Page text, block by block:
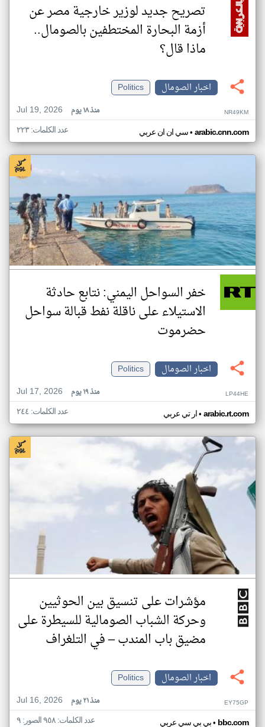
تصريح جديد لوزير خارجية مصر عن
أزمة البحارة المختطفين بالصومال..
ماذا قال؟
اخبار الصومال
Politics
Jul 19, 2026
منذ ١٨ يوم NR49KM
سي ان ان عربي• arabic.cnn.com عدد الكلمات: ٢٢٣
خفر السواحل اليمني: نتابع حادثة
الاستيلاء على ناقلة نفط قبالة سواحل
حضرموت
اخبار الصومال
Politics
Jul 17, 2026
منذ ١٩ يوم LP44HE
ار تي عربي• arabic.rt.com عدد الكلمات: ٢٤٤
مؤشرات على تنسيق بين الحوثيين
وحركة الشباب الصومالية للسيطرة على
مضيق باب المندب – في التلغراف
اخبار الصومال
Politics
Jul 16, 2026
منذ ٢١ يوم EY75GP
بي بي سي عربي• bbc.com عدد الكلمات: ٩٥٨ الصور: ٩